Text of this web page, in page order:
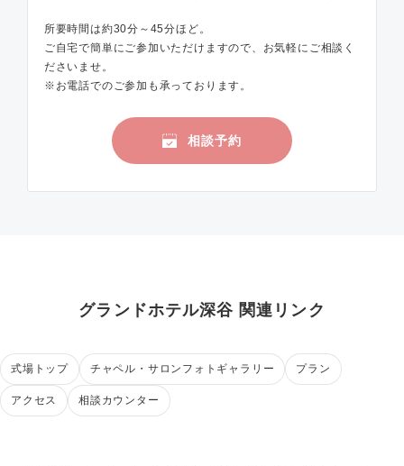
所要時間は約30分～45分ほど。
ご自宅で簡単にご参加いただけますので、お気軽にご相談く
ださいませ。
※お電話でのご参加も承っております。
相談予約
グランドホテル深谷 関連リンク
式場トップ チャペル・サロンフォトギャラリー プラン
アクセス 相談カウンター